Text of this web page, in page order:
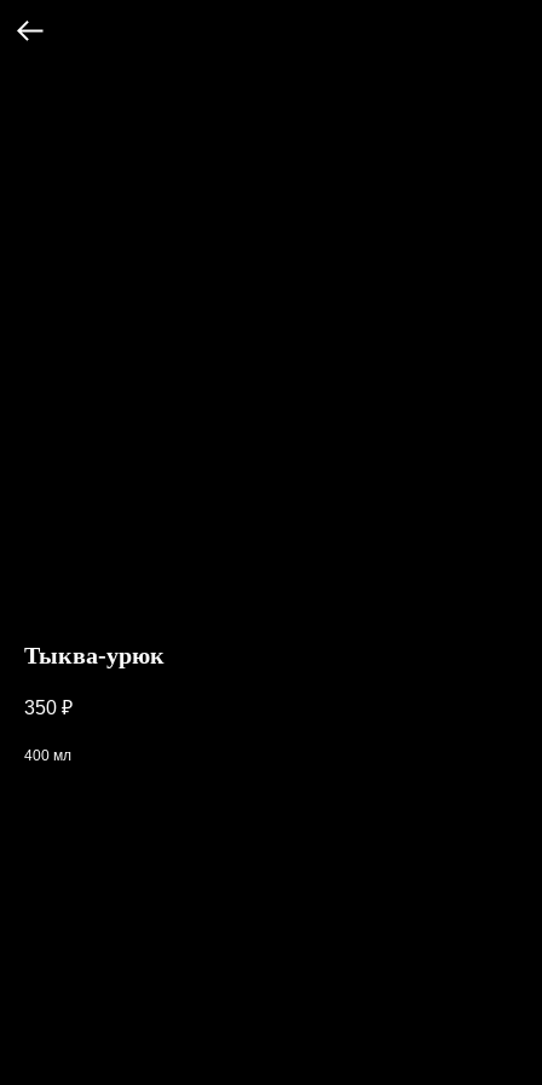
Тыква-урюк
350 ₽
400 мл